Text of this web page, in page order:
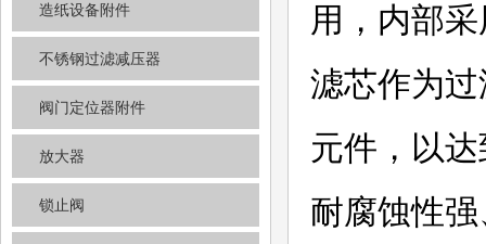
造纸设备附件
不锈钢过滤减压器
阀门定位器附件
放大器
锁止阀
用，内部
滤芯作为
元件，以
耐腐蚀性